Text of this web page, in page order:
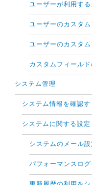
ユーザーが利用す
ユーザーのカスタ
ユーザーのカスタ
カスタムフィール
システム管理
システム情報を確認す
システムに関する設定
システムのメール
パフォーマンスロ